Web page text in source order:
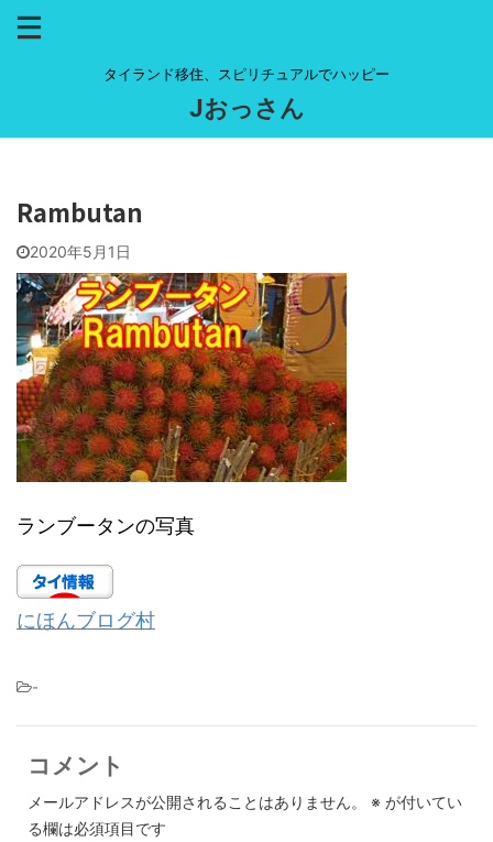
タイランド移住、スピリチュアルでハッピー
Jおっさん
Rambutan
2020年5月1日
ランブータンの写真
にほんブログ村
-
コメント
メールアドレスが公開されることはありません。 ※ が付いてい
る欄は必須項目です